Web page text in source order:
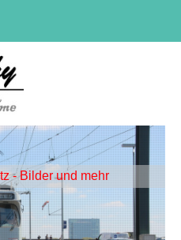
- Bilder und mehr